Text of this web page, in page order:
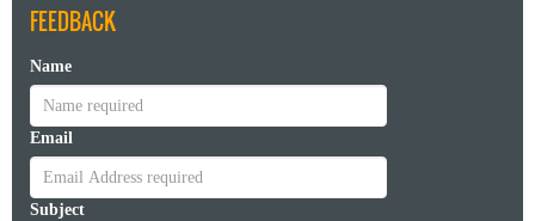
FEEDBACK
Name
Email
Subject